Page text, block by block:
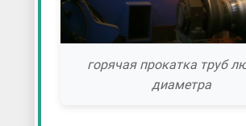
горячая прокатка труб
диаметра